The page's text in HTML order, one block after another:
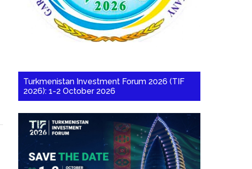
Turkmenistan Investment Forum 2026 (TIF
2026): 1-2 October 2026